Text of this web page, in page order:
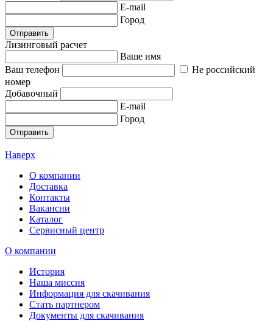
E-mail
Город
Отправить
Лизинговый расчет
Ваше имя
Ваш телефон
Не российский
номер
Добавочный
E-mail
Город
Отправить
Наверх
О компании
Доставка
Контакты
Вакансии
Каталог
Сервисный центр
О компании
История
Наша миссия
Информация для скачивания
Стать партнером
Документы для скачивания